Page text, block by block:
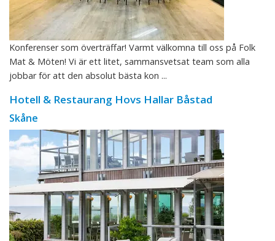
Konferenser som överträffar! Varmt välkomna till oss på Folk
Mat & Möten! Vi är ett litet, sammansvetsat team som alla
jobbar för att den absolut bästa kon ...
Hotell & Restaurang Hovs Hallar Båstad
Skåne